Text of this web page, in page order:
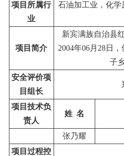
项目所属行
业
石油加工业，化
项目简介
新宾满族自治县
2004年06月28日
子
安全评价项
目组长
项目技术负
责人
姓 名
张乃耀
项目过程控